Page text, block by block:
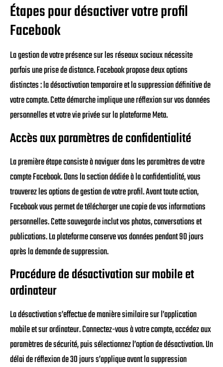
Étapes pour désactiver votre profil
Facebook
La gestion de votre présence sur les réseaux sociaux nécessite
parfois une prise de distance. Facebook propose deux options
distinctes : la désactivation temporaire et la suppression définitive de
votre compte. Cette démarche implique une réflexion sur vos données
personnelles et votre vie privée sur la plateforme Meta.
Accès aux paramètres de confidentialité
La première étape consiste à naviguer dans les paramètres de votre
compte Facebook. Dans la section dédiée à la confidentialité, vous
trouverez les options de gestion de votre profil. Avant toute action,
Facebook vous permet de télécharger une copie de vos informations
personnelles. Cette sauvegarde inclut vos photos, conversations et
publications. La plateforme conserve vos données pendant 90 jours
après la demande de suppression.
Procédure de désactivation sur mobile et
ordinateur
La désactivation s’effectue de manière similaire sur l’application
mobile et sur ordinateur. Connectez-vous à votre compte, accédez aux
paramètres de sécurité, puis sélectionnez l’option de désactivation. Un
délai de réflexion de 30 jours s’applique avant la suppression